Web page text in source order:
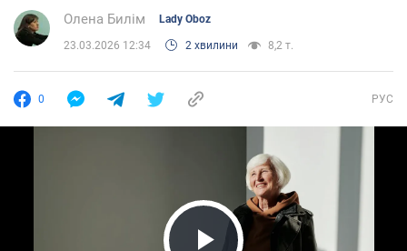
Олена Билім Lady Oboz
23.03.2026 12:34 2 хвилини 8,2 т.
0 РУС